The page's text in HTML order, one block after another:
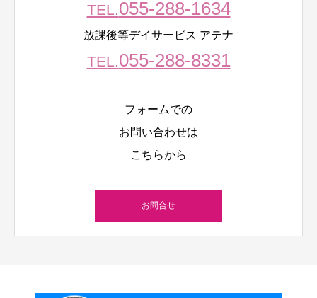
TEL. 055-288-1634
放課後等デイサービス アテナ
TEL. 055-288-8331
フォームでの
お問い合わせは
こちらから
お問合せ